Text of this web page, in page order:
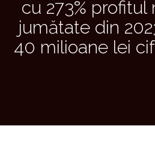
cu 273%
jumătate din
40 milioane lei